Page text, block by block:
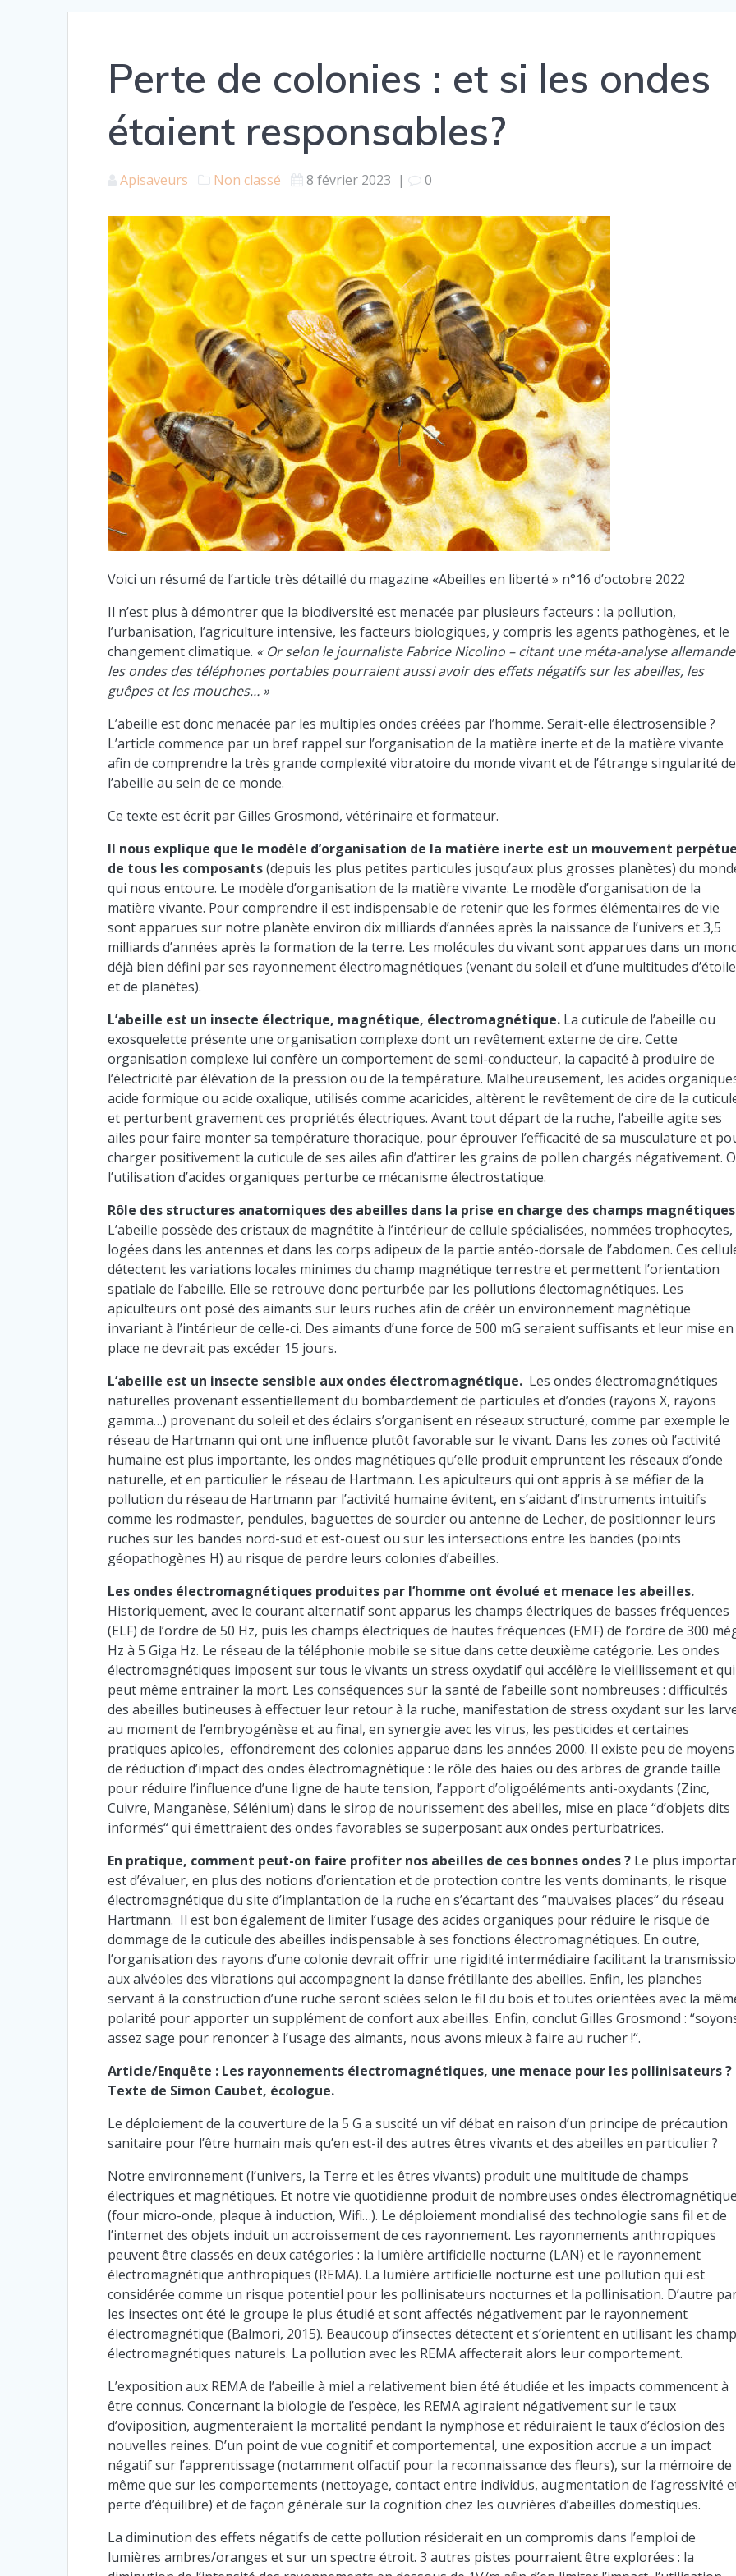
Perte de colonies : et si les ondes
étaient responsables?
Apisaveurs Non classé 8 février 2023 | 0
Voici un résumé de l’article très détaillé du magazine «Abeilles en liberté » n°16 d’octobre 2022
Il n’est plus à démontrer que la biodiversité est menacée par plusieurs facteurs : la pollution,
l’urbanisation, l’agriculture intensive, les facteurs biologiques, y compris les agents pathogènes, et le
changement climatique. « Or selon le journaliste Fabrice Nicolino – citant une méta-analyse
les ondes des téléphones portables pourraient aussi avoir des effets négatifs sur les abeilles, les
guêpes et les mouches… »
L’abeille est donc menacée par les multiples ondes créées par l’homme. Serait-elle électrosensible ?
L’article commence par un bref rappel sur l’organisation de la matière inerte et de la matière vivante
afin de comprendre la très grande complexité vibratoire du monde vivant et de l’étrange singularité de
l’abeille au sein de ce monde.
Ce texte est écrit par Gilles Grosmond, vétérinaire et formateur.
Il nous explique que le modèle d’organisation de la matière inerte est un mouvement
de tous les composants(depuis les plus petites particules jusqu’aux plus grosses planètes) du
qui nous entoure. Le modèle d’organisation de la matière vivante. Le modèle d’organisation de la
matière vivante. Pour comprendre il est indispensable de retenir que les formes élémentaires de vie
sont apparues sur notre planète environ dix milliards d’années après la naissance de l’univers et 3,5
milliards d’années après la formation de la terre. Les molécules du vivant sont apparues dans un
déjà bien défini par ses rayonnement électromagnétiques (venant du soleil et d’une multitudes
et de planètes).
L’abeille est un insecte électrique, magnétique, électromagnétique. La cuticule de l’abeille ou
exosquelette présente une organisation complexe dont un revêtement externe de cire. Cette
organisation complexe lui confère un comportement de semi-conducteur, la capacité à produire de
l’électricité par élévation de la pression ou de la température. Malheureusement, les acides
acide formique ou acide oxalique, utilisés comme acaricides, altèrent le revêtement de cire de la
et perturbent gravement ces propriétés électriques. Avant tout départ de la ruche, l’abeille agite ses
ailes pour faire monter sa température thoracique, pour éprouver l’efficacité de sa musculature et
charger positivement la cuticule de ses ailes afin d’attirer les grains de pollen chargés négativement.
l’utilisation d’acides organiques perturbe ce mécanisme électrostatique.
Rôle des structures anatomiques des abeilles dans la prise en charge des champs
L’abeille possède des cristaux de magnétite à l’intérieur de cellule spécialisées, nommées trophocytes,
logées dans les antennes et dans les corps adipeux de la partie antéo-dorsale de l’abdomen. Ces
détectent les variations locales minimes du champ magnétique terrestre et permettent l’orientation
spatiale de l’abeille. Elle se retrouve donc perturbée par les pollutions électomagnétiques. Les
apiculteurs ont posé des aimants sur leurs ruches afin de créér un environnement magnétique
invariant à l’intérieur de celle-ci. Des aimants d’une force de 500 mG seraient suffisants et leur mise en
place ne devrait pas excéder 15 jours.
L’abeille est un insecte sensible aux ondes électromagnétique. Les ondes électromagnétiques
naturelles provenant essentiellement du bombardement de particules et d’ondes (rayons X, rayons
gamma…) provenant du soleil et des éclairs s’organisent en réseaux structuré, comme par exemple le
réseau de Hartmann qui ont une influence plutôt favorable sur le vivant. Dans les zones où l’activité
humaine est plus importante, les ondes magnétiques qu’elle produit empruntent les réseaux d’onde
naturelle, et en particulier le réseau de Hartmann. Les apiculteurs qui ont appris à se méfier de la
pollution du réseau de Hartmann par l’activité humaine évitent, en s’aidant d’instruments intuitifs
comme les rodmaster, pendules, baguettes de sourcier ou antenne de Lecher, de positionner leurs
ruches sur les bandes nord-sud et est-ouest ou sur les intersections entre les bandes (points
géopathogènes H) au risque de perdre leurs colonies d’abeilles.
Les ondes électromagnétiques produites par l’homme ont évolué et menace les abeilles.
Historiquement, avec le courant alternatif sont apparus les champs électriques de basses fréquences
(ELF) de l’ordre de 50 Hz, puis les champs électriques de hautes fréquences (EMF) de l’ordre de 300
Hz à 5 Giga Hz. Le réseau de la téléphonie mobile se situe dans cette deuxième catégorie. Les ondes
électromagnétiques imposent sur tous le vivants un stress oxydatif qui accélère le vieillissement et qui
peut même entrainer la mort. Les conséquences sur la santé de l’abeille sont nombreuses : difficultés
des abeilles butineuses à effectuer leur retour à la ruche, manifestation de stress oxydant sur les
au moment de l’embryogénèse et au final, en synergie avec les virus, les pesticides et certaines
pratiques apicoles, effondrement des colonies apparue dans les années 2000. Il existe peu de moyens
de réduction d’impact des ondes électromagnétique : le rôle des haies ou des arbres de grande taille
pour réduire l’influence d’une ligne de haute tension, l’apport d’oligoéléments anti-oxydants (Zinc,
Cuivre, Manganèse, Sélénium) dans le sirop de nourissement des abeilles, mise en place “d’objets dits
informés“ qui émettraient des ondes favorables se superposant aux ondes perturbatrices.
En pratique, comment peut-on faire profiter nos abeilles de ces bonnes ondes ? Le plus
est d’évaluer, en plus des notions d’orientation et de protection contre les vents dominants, le risque
électromagnétique du site d’implantation de la ruche en s’écartant des “mauvaises places“ du réseau
Hartmann. Il est bon également de limiter l’usage des acides organiques pour réduire le risque de
dommage de la cuticule des abeilles indispensable à ses fonctions électromagnétiques. En outre,
l’organisation des rayons d’une colonie devrait offrir une rigidité intermédiaire facilitant la
aux alvéoles des vibrations qui accompagnent la danse frétillante des abeilles. Enfin, les planches
servant à la construction d’une ruche seront sciées selon le fil du bois et toutes orientées avec la
polarité pour apporter un supplément de confort aux abeilles. Enfin, conclut Gilles Grosmond :
assez sage pour renoncer à l’usage des aimants, nous avons mieux à faire au rucher !“.
Article/Enquête : Les rayonnements électromagnétiques, une menace pour les pollinisateurs ?
Texte de Simon Caubet, écologue.
Le déploiement de la couverture de la 5 G a suscité un vif débat en raison d’un principe de précaution
sanitaire pour l’être humain mais qu’en est-il des autres êtres vivants et des abeilles en particulier ?
Notre environnement (l’univers, la Terre et les êtres vivants) produit une multitude de champs
électriques et magnétiques. Et notre vie quotidienne produit de nombreuses ondes
(four micro-onde, plaque à induction, Wifi…). Le déploiement mondialisé des technologie sans fil et de
l’internet des objets induit un accroissement de ces rayonnement. Les rayonnements anthropiques
peuvent être classés en deux catégories : la lumière artificielle nocturne (LAN) et le rayonnement
électromagnétique anthropiques (REMA). La lumière artificielle nocturne est une pollution qui est
considérée comme un risque potentiel pour les pollinisateurs nocturnes et la pollinisation. D’autre
les insectes ont été le groupe le plus étudié et sont affectés négativement par le rayonnement
électromagnétique (Balmori, 2015). Beaucoup d’insectes détectent et s’orientent en utilisant les
électromagnétiques naturels. La pollution avec les REMA affecterait alors leur comportement.
L’exposition aux REMA de l’abeille à miel a relativement bien été étudiée et les impacts commencent à
être connus. Concernant la biologie de l’espèce, les REMA agiraient négativement sur le taux
d’oviposition, augmenteraient la mortalité pendant la nymphose et réduiraient le taux d’éclosion des
nouvelles reines. D’un point de vue cognitif et comportemental, une exposition accrue a un impact
négatif sur l’apprentissage (notamment olfactif pour la reconnaissance des fleurs), sur la mémoire de
même que sur les comportements (nettoyage, contact entre individus, augmentation de l’agressivité
perte d’équilibre) et de façon générale sur la cognition chez les ouvrières d’abeilles domestiques.
La diminution des effets négatifs de cette pollution résiderait en un compromis dans l’emploi de
lumières ambres/oranges et sur un spectre étroit. 3 autres pistes pourraient être explorées : la